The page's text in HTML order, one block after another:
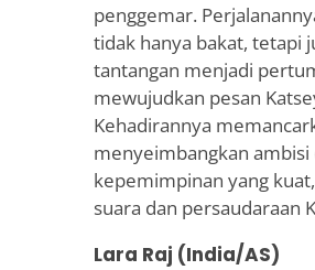
penggemar.
tidak hanya bakat, tetapi
tantangan menjadi
mewujudkan pesan
Kehadirannya
menyeimbangkan ambisi
kepemimpinan yang
suara dan persaudaraan
Lara Raj (India/AS)